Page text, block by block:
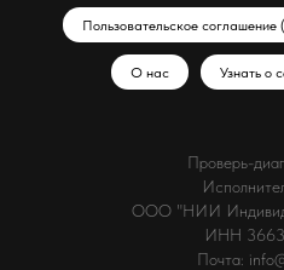
Пользовательское соглашение
О нас Узнать о
Проверь-
ООО "НИИ
ИНН
Почта: